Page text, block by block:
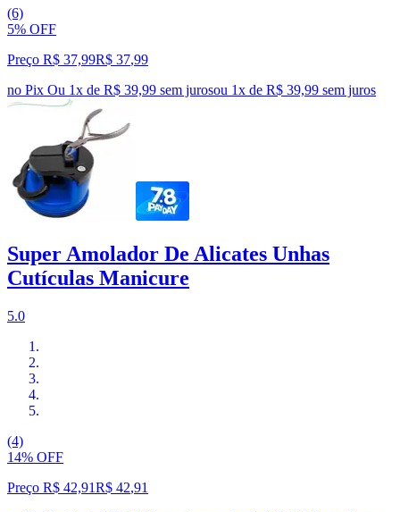
(6)
5% OFF
Preço R$ 37,99R$ 37,99
no Pix Ou 1x de R$ 39,99 sem jurosou 1x de R$ 39,99 sem juros
Super Amolador De Alicates Unhas
Cutículas Manicure
5.0
(4)
14% OFF
Preço R$ 42,91R$ 42,91